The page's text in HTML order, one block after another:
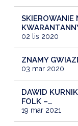
SKIEROWANIE
02 lis 2020
ZNAMY
03 mar 2020
DAWID
FOLK –…
19 mar 2021